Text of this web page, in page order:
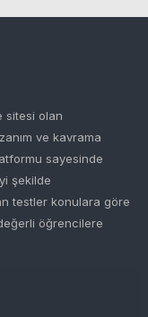
sitesi olan
ve kavrama
sayesinde
şekilde
testler konulara göre
öğrencilere